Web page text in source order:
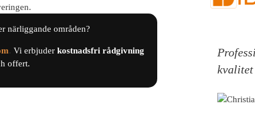
närliggande områden?
. Vi erbjuder kostnadsfri rådgivning
offert.
kvalitet